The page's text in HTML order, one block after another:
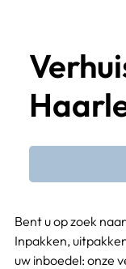
Bent u op zoek
Inpakken,
uw inboedel: onze